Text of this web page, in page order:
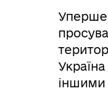
Уперше
іншими